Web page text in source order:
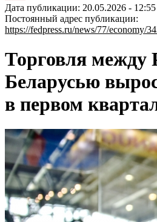
Дата публикации: 20.05.2026 - 12:55
Постоянный адрес публикации:
https://fedpress.ru/news/77/economy/
Торговля между
Беларусью
в первом